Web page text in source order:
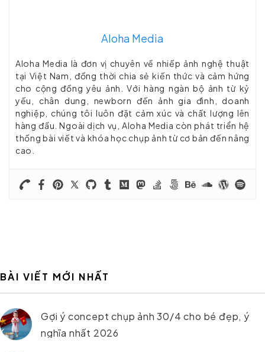
Aloha Media
Aloha Media là đơn vị chuyên về nhiếp ảnh nghệ thuật
tại Việt Nam, đồng thời chia sẻ kiến thức và cảm hứng
cho cộng đồng yêu ảnh. Với hàng ngàn bộ ảnh từ kỷ
yếu, chân dung, newborn đến ảnh gia đình, doanh
nghiệp, chúng tôi luôn đặt cảm xúc và chất lượng lên
hàng đầu. Ngoài dịch vụ, Aloha Media còn phát triển hệ
thống bài viết và khóa học chụp ảnh từ cơ bản đến nâng
cao.
BÀI VIẾT MỚI NHẤT
Gợi ý concept chụp ảnh 30/4 cho bé đẹp, ý
nghĩa nhất 2026